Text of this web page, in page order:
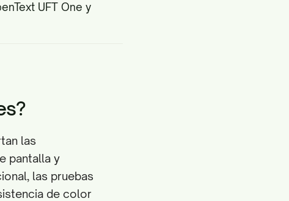
UFT One y
las
pantalla y
las pruebas
de color